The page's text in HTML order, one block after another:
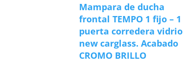
Mampara de ducha
frontal TEMPO 1 fijo – 1
puerta corredera vidrio
new carglass. Acabado
CROMO BRILLO